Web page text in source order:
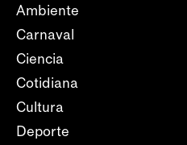
Ambiente
Carnaval
Ciencia
Cotidiana
Cultura
Deporte